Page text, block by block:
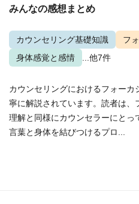
みんなの感想まとめ
カウンセリング基礎知識
フ
身体感覚と感情
...他7件
カウンセリングにおけるフォー
寧に解説されています。読者は、
理解と同様にカウンセラーにとっ
言葉と身体を結びつけるプロ...